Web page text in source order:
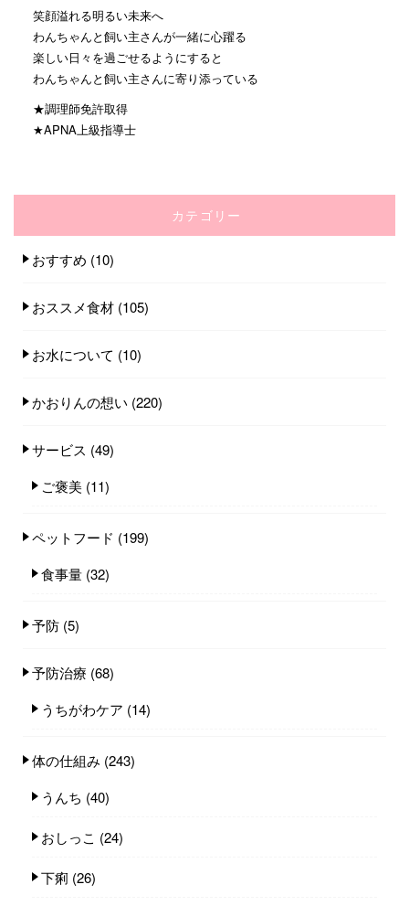
笑顔溢れる明るい未来へ
わんちゃんと飼い主さんが一緒に心躍る
楽しい日々を過ごせるようにすると
わんちゃんと飼い主さんに寄り添っている
★調理師免許取得
★APNA上級指導士
カテゴリー
おすすめ (10)
おススメ食材 (105)
お水について (10)
かおりんの想い (220)
サービス (49)
ご褒美 (11)
ペットフード (199)
食事量 (32)
予防 (5)
予防治療 (68)
うちがわケア (14)
体の仕組み (243)
うんち (40)
おしっこ (24)
下痢 (26)